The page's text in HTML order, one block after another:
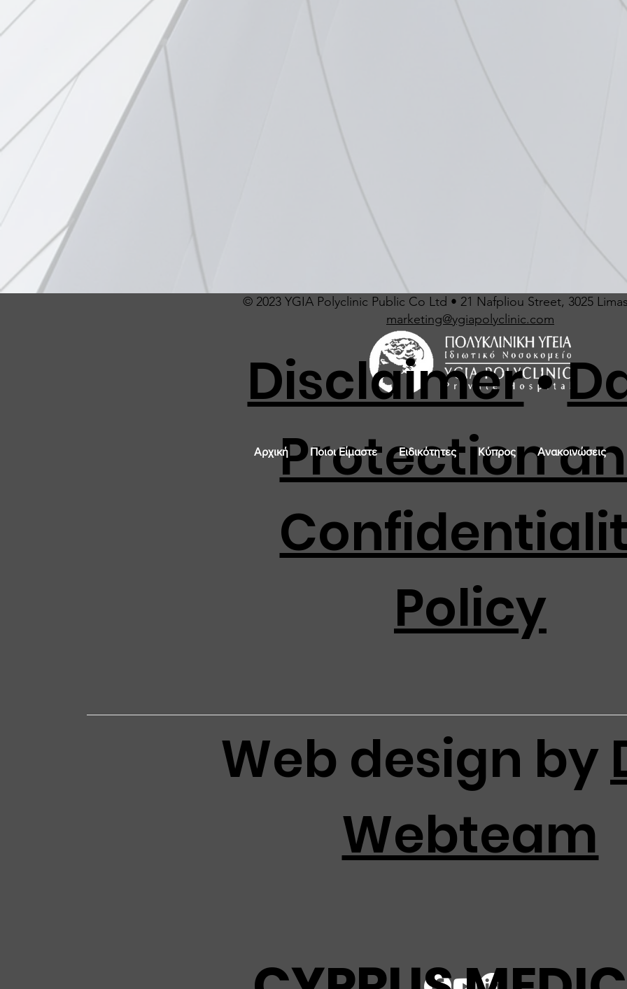
© 2023 YGIA Polyclinic Public Co Ltd • 21 Nafpliou Street, 3025
marketing@ygiapolyclinic.com
Disclaimer•
Protection
Policy
Web design by
Webteam
Αρχική Ποιοι Είμαστε Ειδικότητες Κύπρος Ανακοινώσεις